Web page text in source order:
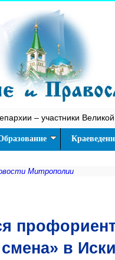
– участники
Митрополии
в